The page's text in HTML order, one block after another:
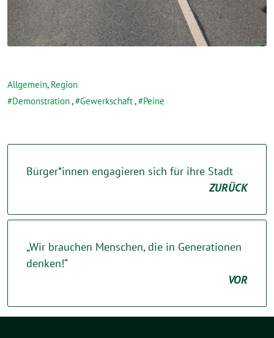
Allgemein, Region
Demonstration, Gewerkschaft, Peine
Bürger*innen engagieren sich für ihre Stadt
ZURÜCK
„Wir brauchen Menschen, die in Generationen
denken!“
VOR